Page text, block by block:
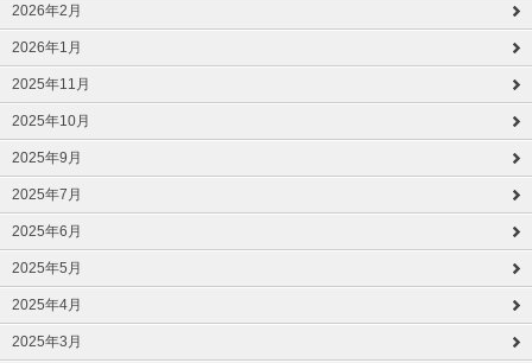
2026年2月
2026年1月
2025年11月
2025年10月
2025年9月
2025年7月
2025年6月
2025年5月
2025年4月
2025年3月